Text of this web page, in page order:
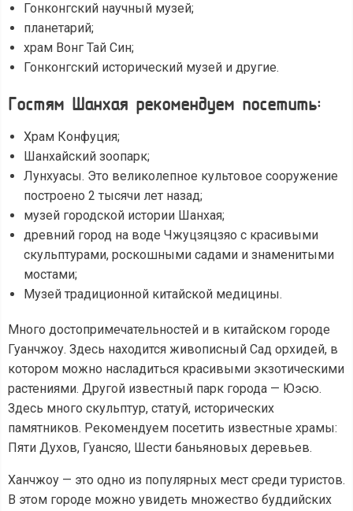
Гонконгский научный музей;
планетарий;
храм Вонг Тай Син;
Гонконгский исторический музей и другие.
Гостям Шанхая рекомендуем посетить:
Храм Конфуция;
Шанхайский зоопарк;
Лунхуасы. Это великолепное культовое сооружение
построено 2 тысячи лет назад;
музей городской истории Шанхая;
древний город на воде Чжуцзяцзяо с красивыми
скульптурами, роскошными садами и знаменитыми
мостами;
Музей традиционной китайской медицины.
Много достопримечательностей и в китайском городе
Гуанчжоу. Здесь находится живописный Сад орхидей, в
котором можно насладиться красивыми экзотическими
растениями. Другой известный парк города — Юэсю.
Здесь много скульптур, статуй, исторических
памятников. Рекомендуем посетить известные храмы:
Пяти Духов, Гуансяо, Шести баньяновых деревьев.
Ханчжоу — это одно из популярных мест среди туристов.
В этом городе можно увидеть множество буддийских